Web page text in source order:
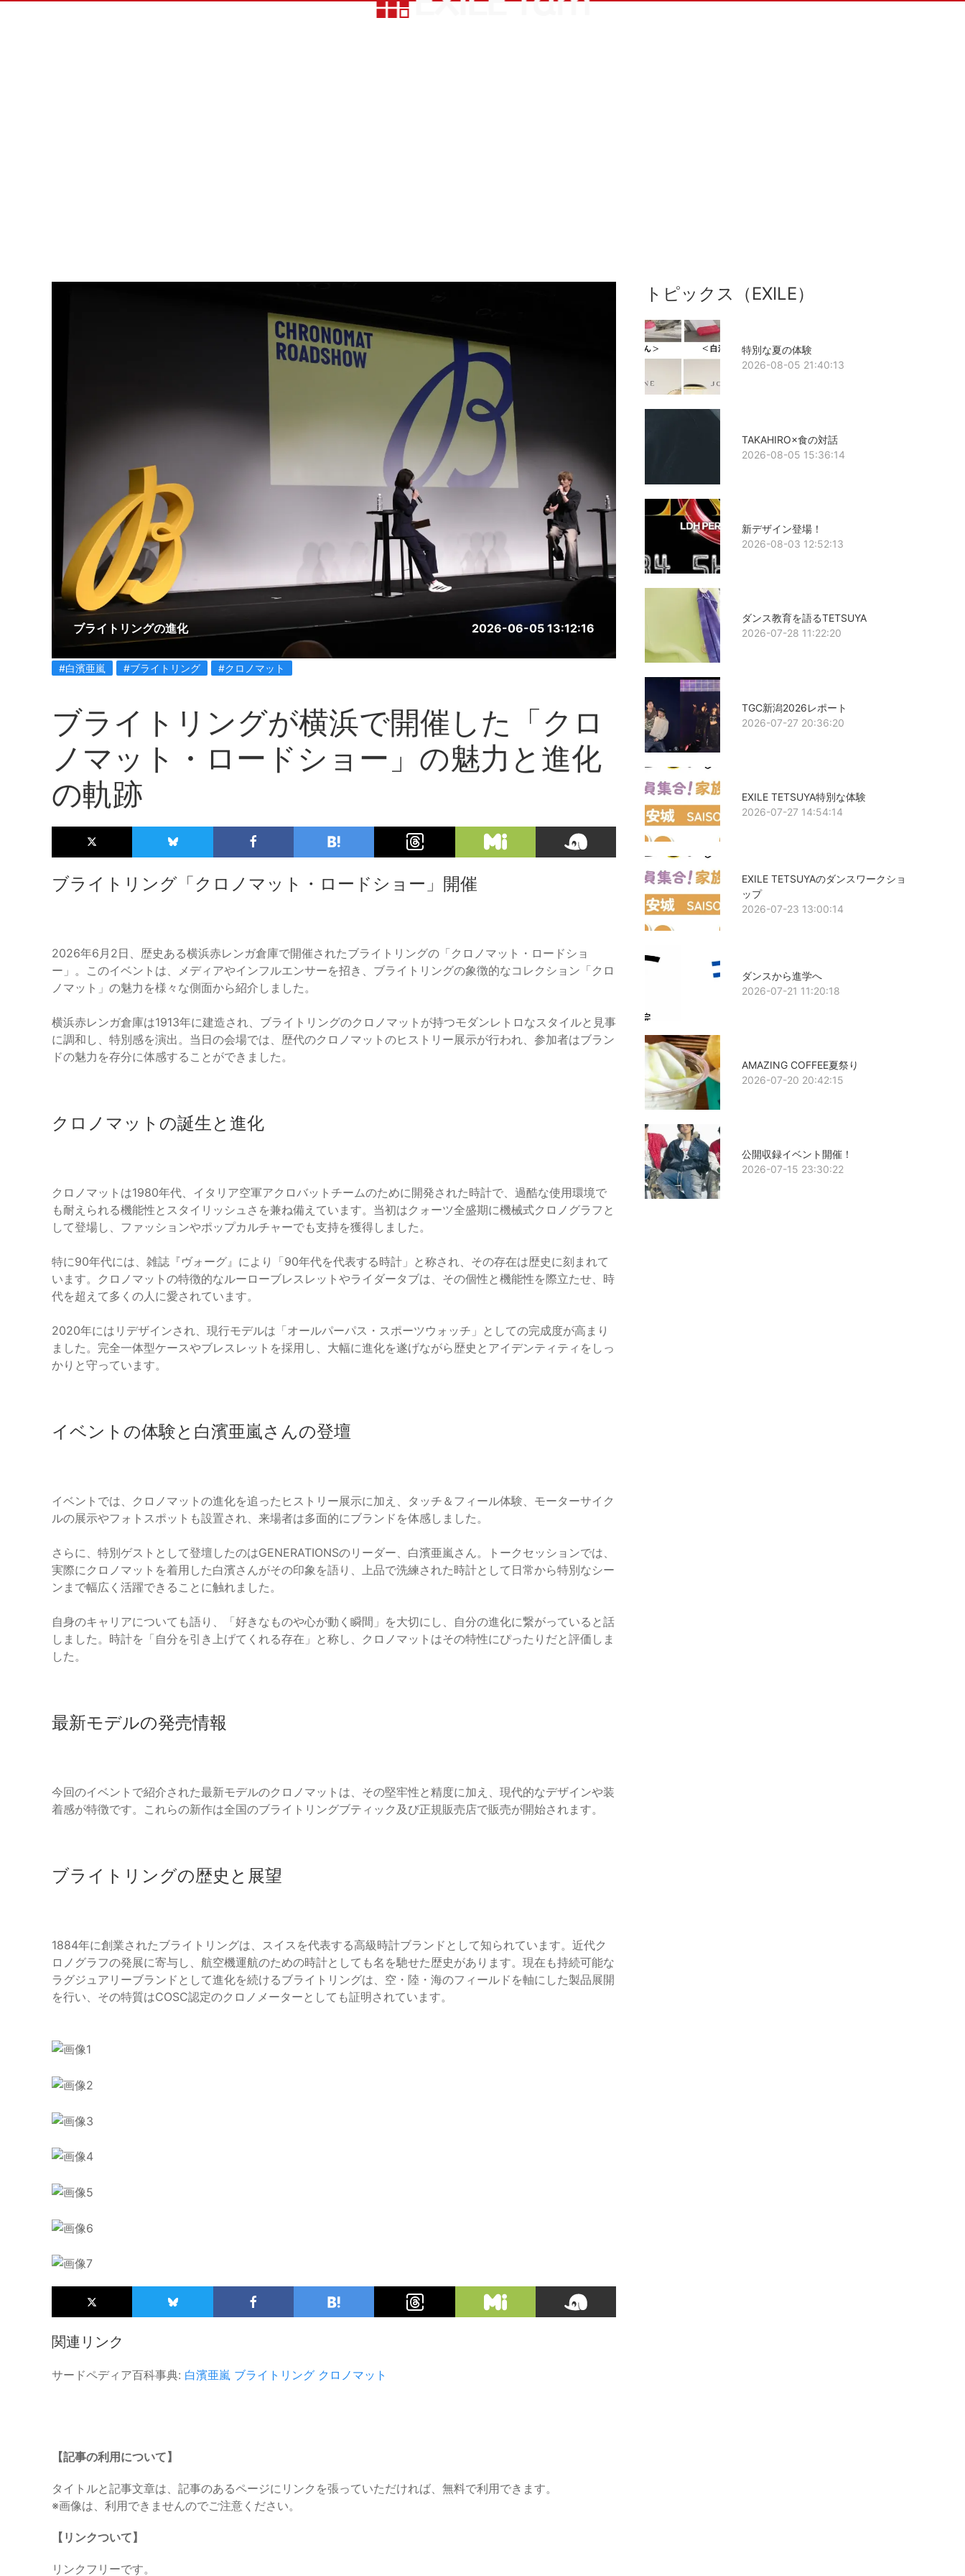
ブライトリングの進化 2026-06-05 13:12:16
#白濱亜嵐 #ブライトリング #クロノマット
ブライトリングが横浜で開催した「クロ
ノマット・ロードショー」の魅力と進化
の軌跡
ブライトリング「クロノマット・ロードショー」開催
2026年6月2日、歴史ある横浜赤レンガ倉庫で開催されたブライトリングの「クロノマット・ロードショ
ー」。このイベントは、メディアやインフルエンサーを招き、ブライトリングの象徴的なコレクション「クロ
ノマット」の魅力を様々な側面から紹介しました。
横浜赤レンガ倉庫は1913年に建造され、ブライトリングのクロノマットが持つモダンレトロなスタイルと見事
に調和し、特別感を演出。当日の会場では、歴代のクロノマットのヒストリー展示が行われ、参加者はブラン
ドの魅力を存分に体感することができました。
クロノマットの誕生と進化
クロノマットは1980年代、イタリア空軍アクロバットチームのために開発された時計で、過酷な使用環境で
も耐えられる機能性とスタイリッシュさを兼ね備えています。当初はクォーツ全盛期に機械式クロノグラフと
して登場し、ファッションやポップカルチャーでも支持を獲得しました。
特に90年代には、雑誌『ヴォーグ』により「90年代を代表する時計」と称され、その存在は歴史に刻まれて
います。クロノマットの特徴的なルーローブレスレットやライダータブは、その個性と機能性を際立たせ、時
代を超えて多くの人に愛されています。
2020年にはリデザインされ、現行モデルは「オールパーパス・スポーツウォッチ」としての完成度が高まり
ました。完全一体型ケースやブレスレットを採用し、大幅に進化を遂げながら歴史とアイデンティティをしっ
かりと守っています。
イベントの体験と白濱亜嵐さんの登壇
イベントでは、クロノマットの進化を追ったヒストリー展示に加え、タッチ＆フィール体験、モーターサイク
ルの展示やフォトスポットも設置され、来場者は多面的にブランドを体感しました。
さらに、特別ゲストとして登壇したのはGENERATIONSのリーダー、白濱亜嵐さん。トークセッションでは、
実際にクロノマットを着用した白濱さんがその印象を語り、上品で洗練された時計として日常から特別なシー
ンまで幅広く活躍できることに触れました。
自身のキャリアについても語り、「好きなものや心が動く瞬間」を大切にし、自分の進化に繋がっていると話
しました。時計を「自分を引き上げてくれる存在」と称し、クロノマットはその特性にぴったりだと評価しま
した。
最新モデルの発売情報
今回のイベントで紹介された最新モデルのクロノマットは、その堅牢性と精度に加え、現代的なデザインや装
着感が特徴です。これらの新作は全国のブライトリングブティック及び正規販売店で販売が開始されます。
ブライトリングの歴史と展望
1884年に創業されたブライトリングは、スイスを代表する高級時計ブランドとして知られています。近代ク
ロノグラフの発展に寄与し、航空機運航のための時計としても名を馳せた歴史があります。現在も持続可能な
ラグジュアリーブランドとして進化を続けるブライトリングは、空・陸・海のフィールドを軸にした製品展開
を行い、その特質はCOSC認定のクロノメーターとしても証明されています。
関連リンク
サードペディア百科事典: 白濱亜嵐 ブライトリング クロノマット
トピックス（EXILE）
特別な夏の体験
2026-08-05 21:40:13
TAKAHIRO×食の対話
2026-08-05 15:36:14
新デザイン登場！
2026-08-03 12:52:13
ダンス教育を語るTETSUYA
2026-07-28 11:22:20
TGC新潟2026レポート
2026-07-27 20:36:20
EXILE TETSUYA特別な体験
2026-07-27 14:54:14
EXILE TETSUYAのダンスワークショ
ップ
2026-07-23 13:00:14
ダンスから進学へ
2026-07-21 11:20:18
AMAZING COFFEE夏祭り
2026-07-20 20:42:15
公開収録イベント開催！
2026-07-15 23:30:22
【記事の利用について】
タイトルと記事文章は、記事のあるページにリンクを張っていただければ、無料で利用できます。
※画像は、利用できませんのでご注意ください。
【リンクついて】
リンクフリーです。